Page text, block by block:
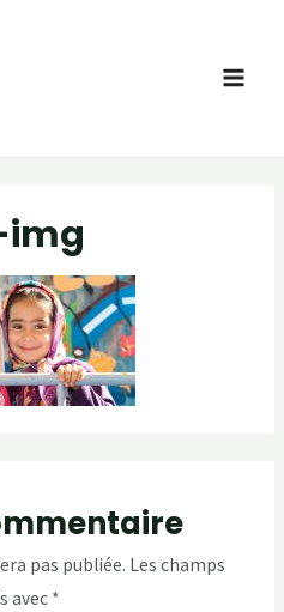
pas publiée. Les champs
avec *